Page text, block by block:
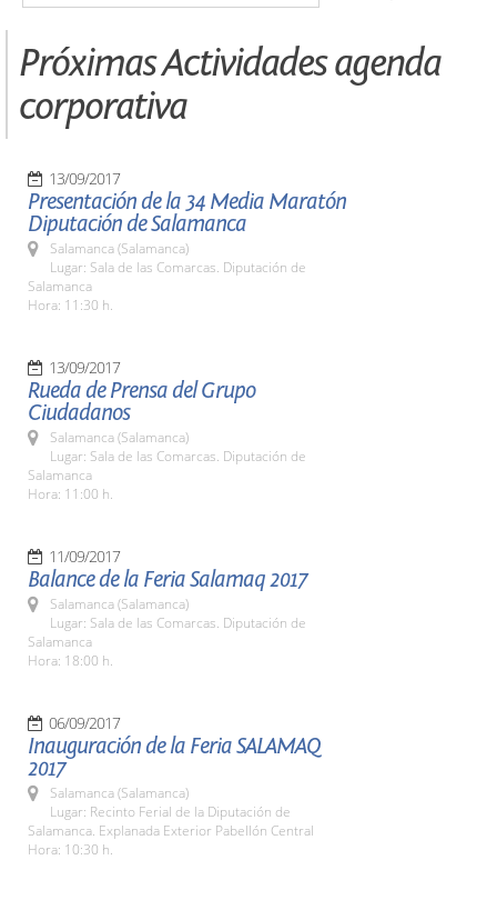
Próximas Actividades agenda
corporativa
13/09/2017
Presentación de la 34 Media Maratón
Diputación de Salamanca
Salamanca (Salamanca)
Lugar: Sala de las Comarcas. Diputación de
Salamanca
Hora: 11:30 h.
13/09/2017
Rueda de Prensa del Grupo
Ciudadanos
Salamanca (Salamanca)
Lugar: Sala de las Comarcas. Diputación de
Salamanca
Hora: 11:00 h.
11/09/2017
Balance de la Feria Salamaq 2017
Salamanca (Salamanca)
Lugar: Sala de las Comarcas. Diputación de
Salamanca
Hora: 18:00 h.
06/09/2017
Inauguración de la Feria SALAMAQ
2017
Salamanca (Salamanca)
Lugar: Recinto Ferial de la Diputación de
Salamanca. Explanada Exterior Pabellón Central
Hora: 10:30 h.